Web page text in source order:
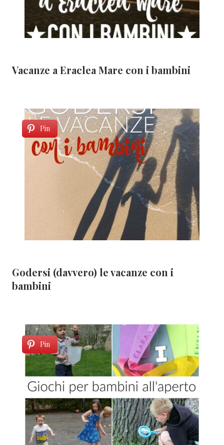
Vacanze a Eraclea Mare con i bambini
Pin
Godersi (davvero) le vacanze con i
bambini
Pin